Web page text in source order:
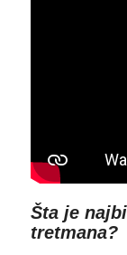
Šta je
tretmana?